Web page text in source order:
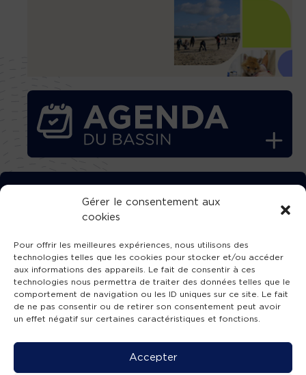
Gérer le consentement aux
cookies
Pour offrir les meilleures expériences, nous utilisons des
technologies telles que les cookies pour stocker et/ou accéder
aux informations des appareils. Le fait de consentir à ces
technologies nous permettra de traiter des données telles que le
comportement de navigation ou les ID uniques sur ce site. Le fait
de ne pas consentir ou de retirer son consentement peut avoir
un effet négatif sur certaines caractéristiques et fonctions.
Accepter
TÉLÉCHARGEZ GRATUITEMENT
L’APPLICATION TVBA !
SUIVEZ-NOUS !
Mentions légales -Accessibilité